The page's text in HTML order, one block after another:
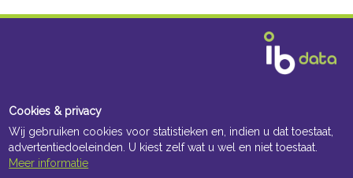
Cookies & privacy
Wij gebruiken cookies voor statistieken en, indien u dat toestaat,
advertentiedoeleinden. U kiest zelf wat u wel en niet toestaat.
Meer informatie